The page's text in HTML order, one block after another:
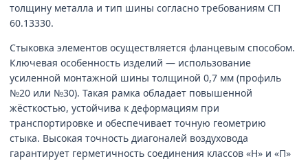
толщину металла и тип шины согласно требованиям СП
60.13330.
Стыковка элементов осуществляется фланцевым способом.
Ключевая особенность изделий — использование
усиленной монтажной шины толщиной 0,7 мм (профиль
№20 или №30). Такая рамка обладает повышенной
жёсткостью, устойчива к деформациям при
транспортировке и обеспечивает точную геометрию
стыка. Высокая точность диагоналей воздуховода
гарантирует герметичность соединения классов «Н» и «П»